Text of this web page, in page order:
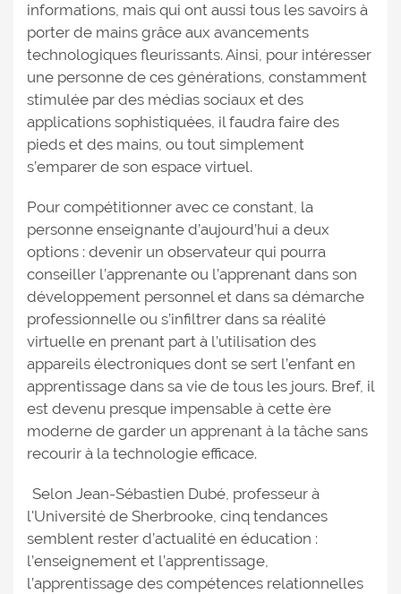
informations, mais qui ont aussi tous les savoirs à
porter de mains grâce aux avancements
technologiques fleurissants. Ainsi, pour intéresser
une personne de ces générations, constamment
stimulée par des médias sociaux et des
applications sophistiquées, il faudra faire des
pieds et des mains, ou tout simplement
s’emparer de son espace virtuel.
Pour compétitionner avec ce constant, la
personne enseignante d’aujourd’hui a deux
options : devenir un observateur qui pourra
conseiller l’apprenante ou l’apprenant dans son
développement personnel et dans sa démarche
professionnelle ou s’infiltrer dans sa réalité
virtuelle en prenant part à l’utilisation des
appareils électroniques dont se sert l’enfant en
apprentissage dans sa vie de tous les jours. Bref, il
est devenu presque impensable à cette ère
moderne de garder un apprenant à la tâche sans
recourir à la technologie efficace.
Selon Jean-Sébastien Dubé, professeur à
l'Université de Sherbrooke, cinq tendances
semblent rester d’actualité en éducation :
l’enseignement et l’apprentissage,
l’apprentissage des compétences relationnelles